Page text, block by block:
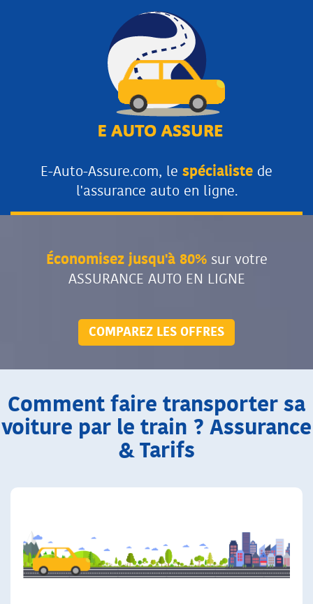
E-Auto-Assure.com, le spécialiste de
l'assurance auto en ligne.
Économisez jusqu'à 80% sur votre
ASSURANCE AUTO EN LIGNE
COMPAREZ LES OFFRES
Comment faire transporter sa
voiture par le train ? Assurance
& Tarifs